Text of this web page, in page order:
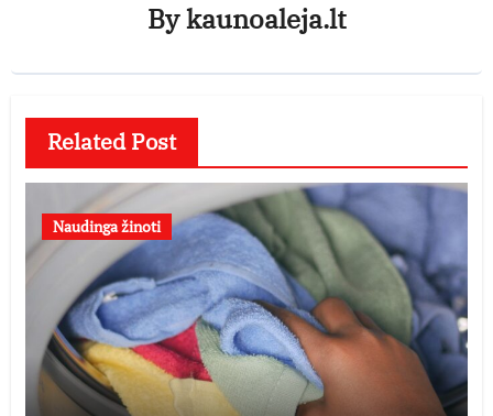
Bykaunoaleja.lt
Related Post
Naudinga žinoti